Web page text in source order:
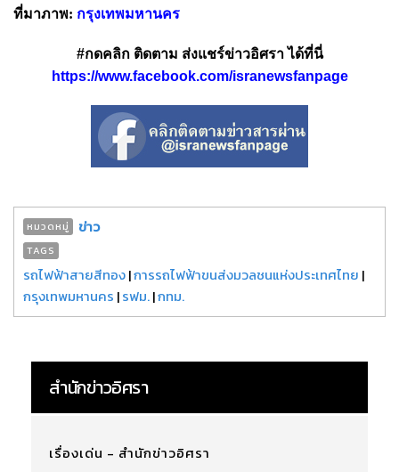
ที่มาภาพ: กรุงเทพมหานคร
#กดคลิก ติดตาม ส่งแชร์ข่าวอิศรา ได้ที่นี่
https://www.facebook.com/isranewsfanpage
หมวดหมู่ ข่าว
TAGS
รถไฟฟ้าสายสีทอง|การรถไฟฟ้าขนส่งมวลชนแห่งประเทศไทย |
กรุงเทพมหานคร |รฟม.|กทม.
สำนักข่าวอิศรา
เรื่องเด่น - สำนักข่าวอิศรา